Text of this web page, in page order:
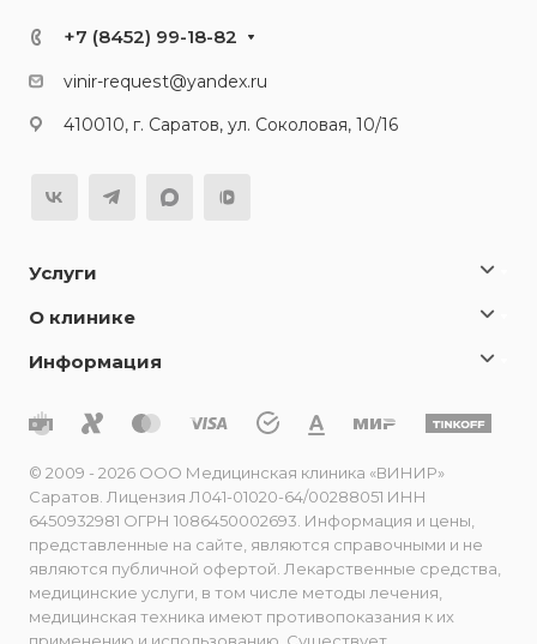
+7 (8452) 99-18-82
vinir-request@yandex.ru
410010, г. Саратов, ул. Соколовая, 10/16
Услуги
О клинике
Информация
© 2009 - 2026 ООО Медицинская клиника «ВИНИР»
Саратов. Лицензия Л041-01020-64/00288051 ИНН
6450932981 ОГРН 1086450002693. Информация и цены,
представленные на сайте, являются справочными и не
являются публичной офертой. Лекарственные средства,
медицинские услуги, в том числе методы лечения,
медицинская техника имеют противопоказания к их